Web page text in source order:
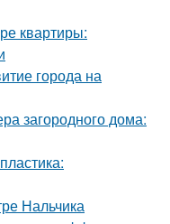
квартиры:
города на
загородного дома:
Нальчика